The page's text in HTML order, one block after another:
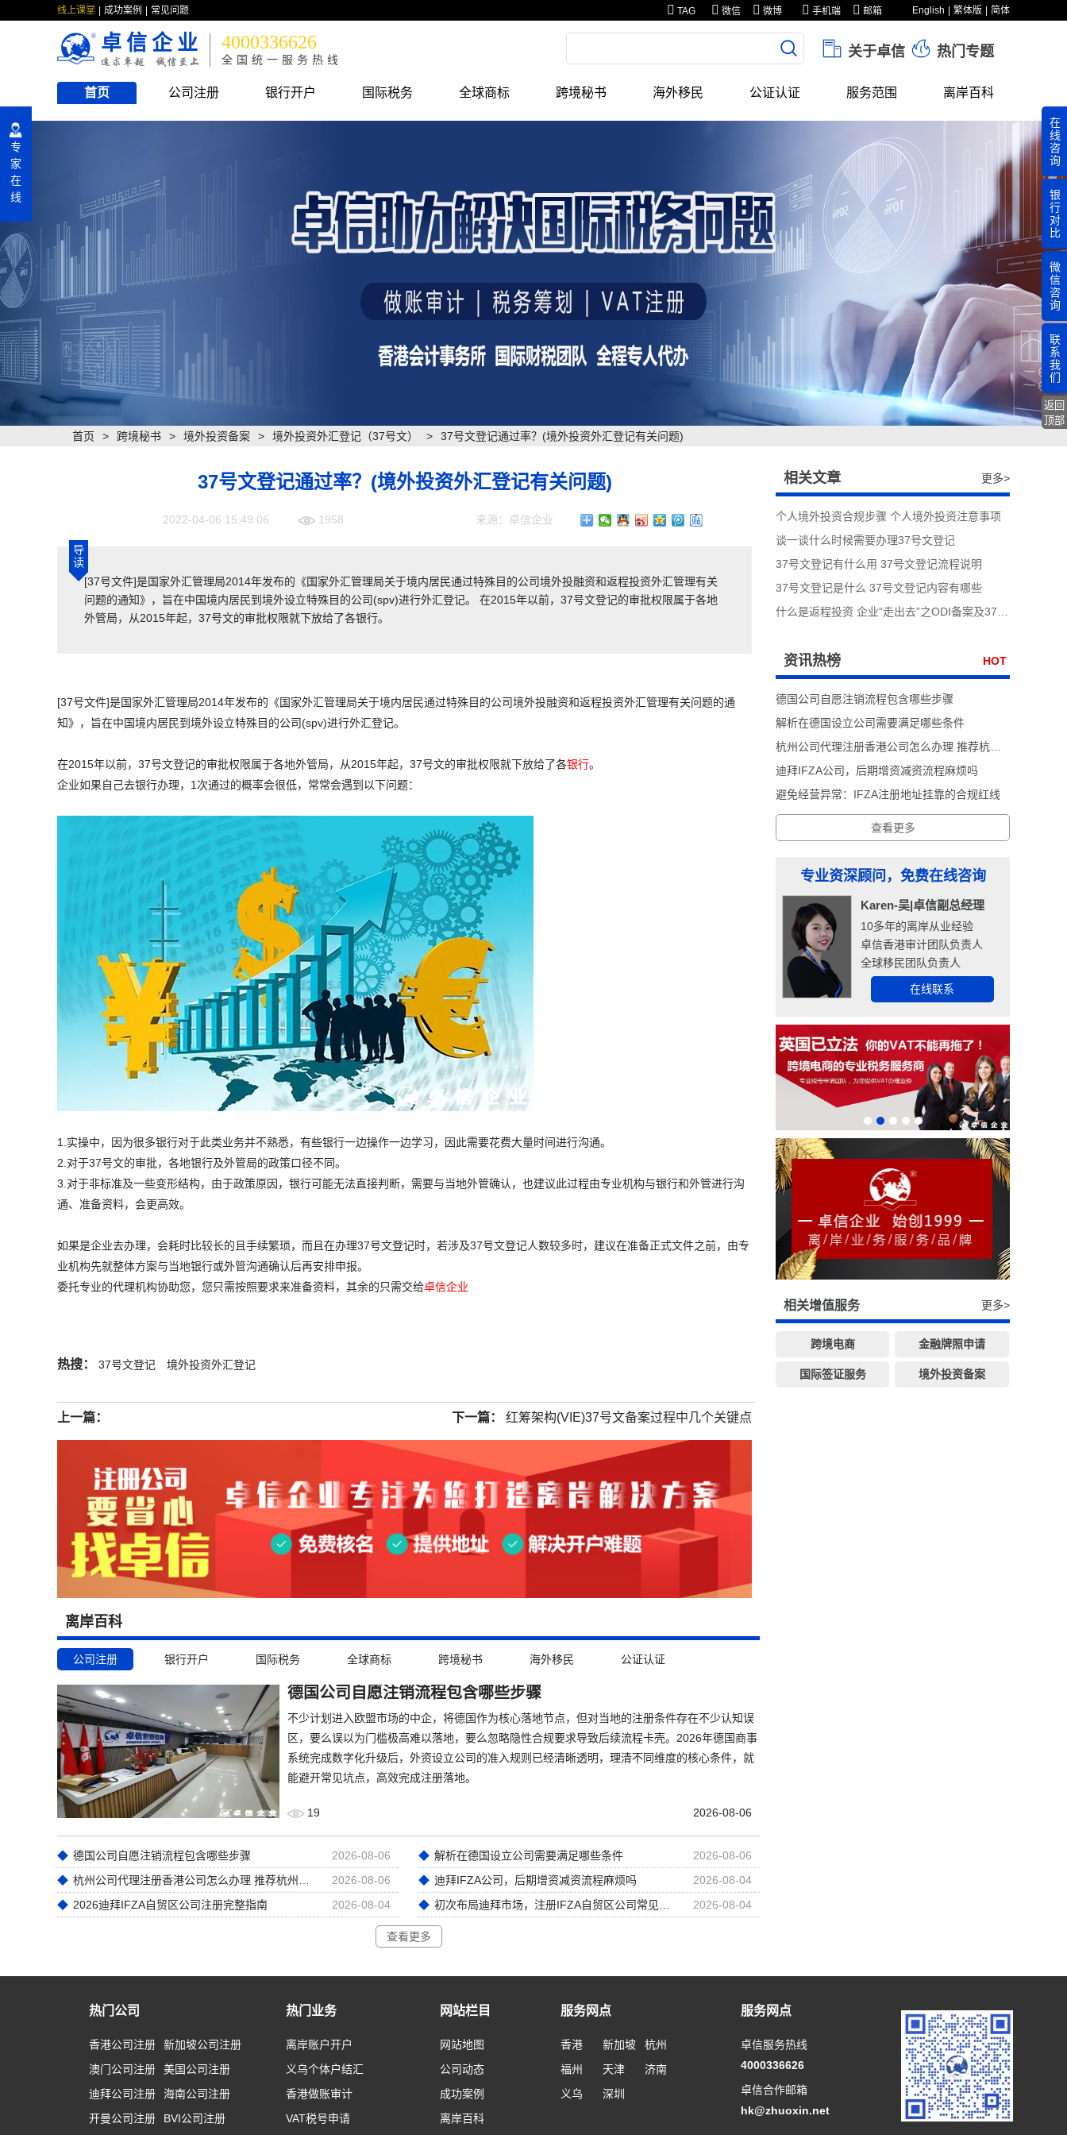
线上课堂 成功案例 常见问题 English 繁体版 简体
TAG 微信 微博 手机端 邮箱
卓信企业 4000336626
全国统一服务热线
关于卓信 热门专题
首页 公司注册 银行开户 国际税务 全球商标 跨境秘书 海外移民 公证认证 服务范围 离岸百科
首页 > 跨境秘书 > 境外投资备案 > 境外投资外汇登记（37号文） > 37号文登记通过率？(境外投资外汇登记有关问题)
37号文登记通过率？(境外投资外汇登记有关问题)
2022-04-06 15:49:06 1958 来源：卓信企业
导
读
[37号文件]是国家外汇管理局2014年发布的《国家外汇管理局关于境内居民通过特殊目的公司境外投融资和返程投资外汇管理有关
问题的通知》，旨在中国境内居民到境外设立特殊目的公司(spv)进行外汇登记。 在2015年以前，37号文登记的审批权限属于各地
外管局，从2015年起，37号文的审批权限就下放给了各银行。
[37号文件]是国家外汇管理局2014年发布的《国家外汇管理局关于境内居民通过特殊目的公司境外投融资和返程投资外汇管理有关问题的通
知》，旨在中国境内居民到境外设立特殊目的公司(spv)进行外汇登记。
在2015年以前， 37号文登记的审批权限属于各地外管局，从2015年起，37号文的审批权限就下放给了各银行。
企业如果自己去银行办理，1次通过的概率会很低，常常会遇到以下问题：
1.实操中，因为很多银行对于此类业务并不熟悉，有些银行一边操作一边学习，因此需要花费大量时间进行沟通。
2.对于37号文的审批，各地银行及外管局的政策口径不同。
3.对于非标准及一些变形结构，由于政策原因，银行可能无法直接判断，需要与当地外管确认，也建议此过程由专业机构与银行和外管进行沟
通、准备资料，会更高效。
如果是企业去办理，会耗时比较长的且手续繁琐，而且在办理37号文登记时，若涉及37号文登记人数较多时，建议在准备正式文件之前，由专
业机构先就整体方案与当地银行或外管沟通确认后再安排申报。
委托专业的代理机构协助您，您只需按照要求来准备资料，其余的只需交给卓信企业
热搜： 37号文登记 境外投资外汇登记
上一篇： 下一篇： 红筹架构(VIE)37号文备案过程中几个关键点
离岸百科
公司注册 银行开户 国际税务 全球商标 跨境秘书 海外移民 公证认证
德国公司自愿注销流程包含哪些步骤
不少计划进入欧盟市场的中企，将德国作为核心落地节点，但对当地的注册条件存在不少认知误
区，要么误以为门槛极高难以落地，要么忽略隐性合规要求导致后续流程卡壳。2026年德国商事
系统完成数字化升级后，外资设立公司的准入规则已经清晰透明，理清不同维度的核心条件，就
能避开常见坑点，高效完成注册落地。
19 2026-08-06
德国公司自愿注销流程包含哪些步骤 2026-08-06 解析在德国设立公司需要满足哪些条件
2026-08-06
2026-08-06 迪拜IFZA公司，后期增资减资流程麻烦吗
2026-08-04
2026迪拜IFZA自贸区公司注册完整指南
2026-08-04 2026-08-04
查看更多
相关文章 更多>
个人境外投资合规步骤 个人境外投资注意事项
谈一谈什么时候需要办理37号文登记
37号文登记有什么用 37号文登记流程说明
37号文登记是什么 37号文登记内容有哪些
资讯热榜 HOT
德国公司自愿注销流程包含哪些步骤
解析在德国设立公司需要满足哪些条件
迪拜IFZA公司，后期增资减资流程麻烦吗
避免经营异常：IFZA注册地址挂靠的合规红线
查看更多
专业资深顾问，免费在线咨询
Karen-吴|卓信副总经理
10多年的离岸从业经验
卓信香港审计团队负责人
全球移民团队负责人
在线联系
相关增值服务 更多>
跨境电商 金融牌照申请
国际签证服务 境外投资备案
热门公司
香港公司注册
新加坡公司注册
澳门公司注册
美国公司注册
迪拜公司注册
海南公司注册
开曼公司注册
BVI公司注册
热门业务
离岸账户开户
义乌个体户结汇
香港做账审计
VAT税号申请
网站栏目
网站地图
公司动态
成功案例
离岸百科
服务网点
香港 新加坡
杭州
福州
天津
济南
义乌
深圳
服务网点
卓信服务热线
4000336626
卓信合作邮箱
hk@zhuoxin.net
专
家
在
线
在
线
咨
询
银
行
对
比
微
信
咨
询
联
系
我
们
返回
顶部